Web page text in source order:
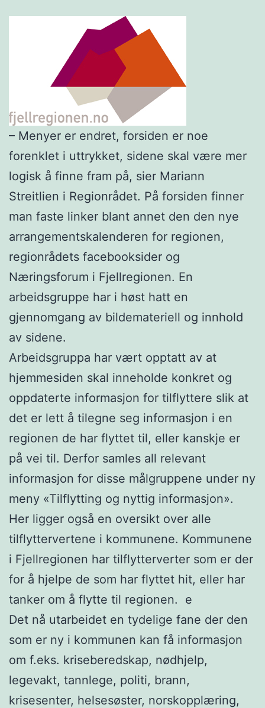
– Menyer er endret, forsiden er noe
forenklet i uttrykket, sidene skal være mer
logisk å finne fram på, sier Mariann
Streitlien i Regionrådet. På forsiden finner
man faste linker blant annet den den nye
arrangementskalenderen for regionen,
regionrådets facebooksider og
Næringsforum i Fjellregionen. En
arbeidsgruppe har i høst hatt en
gjennomgang av bildemateriell og innhold
av sidene.
Arbeidsgruppa har vært opptatt av at
hjemmesiden skal inneholde konkret og
oppdaterte informasjon for tilflyttere slik at
det er lett å tilegne seg informasjon i en
regionen de har flyttet til, eller kanskje er
på vei til. Derfor samles all relevant
informasjon for disse målgruppene under ny
meny «Tilflytting og nyttig informasjon».
Her ligger også en oversikt over alle
tilflyttervertene i kommunene. Kommunene
i Fjellregionen har tilflytterverter som er der
for å hjelpe de som har flyttet hit, eller har
tanker om å flytte til regionen. e
Det nå utarbeidet en tydelige fane der den
som er ny i kommunen kan få informasjon
om f.eks. kriseberedskap, nødhjelp,
legevakt, tannlege, politi, brann,
krisesenter, helsesøster, norskopplæring,